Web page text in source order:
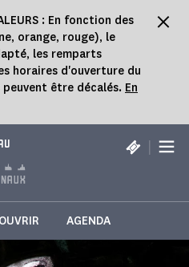
: En fonction des
orange, rouge), le
les remparts
horaires d'ouverture du
être décalés. En
|
AGENDA